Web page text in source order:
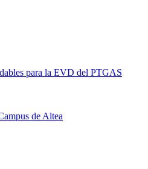
para la EVD del PTGAS
de Altea